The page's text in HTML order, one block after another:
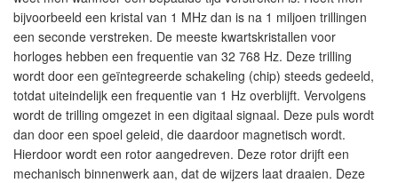
bijvoorbeeld een kristal van 1 MHz dan is na 1 miljoen trillingen
een seconde verstreken. De meeste kwartskristallen voor
horloges hebben een frequentie van 32 768 Hz. Deze trilling
wordt door een geïntegreerde schakeling (chip) steeds gedeeld,
totdat uiteindelijk een frequentie van 1 Hz overblijft. Vervolgens
wordt de trilling omgezet in een digitaal signaal. Deze puls wordt
dan door een spoel geleid, die daardoor magnetisch wordt.
Hierdoor wordt een rotor aangedreven. Deze rotor drijft een
mechanisch binnenwerk aan, dat de wijzers laat draaien. Deze